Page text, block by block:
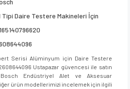
Tipi Daire Testere Makineleri İçin
Serisi Alüminyum için Daire Testere
Ustapazar güvencesi ile satın
Bosch Endüstriyel Alet ve Aksesuar
ürün modellerimizi incelemek için ilgili